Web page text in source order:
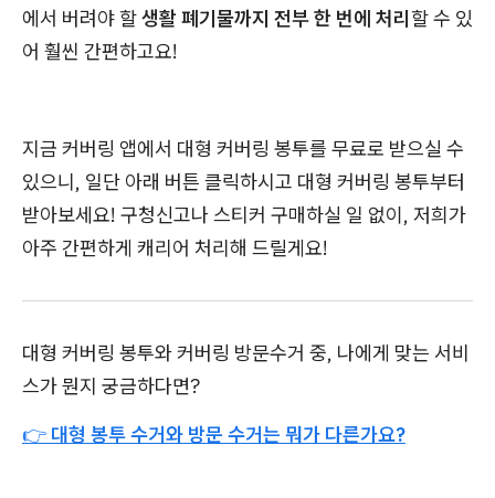
에서 버려야 할생활 폐기물까지 전부 한 번에 처리할 수 있
어 훨씬 간편하고요!
지금 커버링 앱에서 대형 커버링 봉투를 무료로 받으실 수
있으니, 일단 아래 버튼 클릭하시고 대형 커버링 봉투부터
받아보세요! 구청신고나 스티커 구매하실 일 없이, 저희가
아주 간편하게 캐리어 처리해 드릴게요!
대형 커버링 봉투와 커버링 방문수거 중, 나에게 맞는 서비
스가 뭔지 궁금하다면?
👉 대형 봉투 수거와 방문 수거는 뭐가 다른가요?